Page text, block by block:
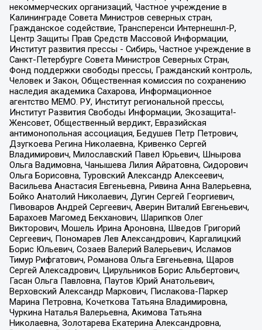
некоммерческих организаций, Частное учреждение в
Калининграде Совета Министров северных стран,
Гражданское содействие, Трансперенси Интернешнл-Р,
Центр Защиты Прав Средств Массовой Информации,
Институт развития прессы - Сибирь, Частное учреждение в
Санкт-Петербурге Совета Министров Северных Стран,
Фонд поддержки свободы прессы, Гражданский контроль,
Человек и Закон, Общественная комиссия по сохранению
наследия академика Сахарова, Информационное
агентство МЕМО. РУ, Институт региональной прессы,
Институт Развития Свободы Информации, Экозащита!-
Женсовет, Общественный вердикт, Евразийская
антимонопольная ассоциация, Бедушев Петр Петрович,
Дзугкоева Регина Николаевна, Кривенко Сергей
Владимирович, Милославский Павел Юрьевич, Шнырова
Ольга Вадимовна, Чанышева Лилия Айратовна, Сидорович
Ольга Борисовна, Туровский Александр Алексеевич,
Васильева Анастасия Евгеньевна, Ривина Анна Валерьевна,
Бойко Анатолий Николаевич, Дугин Сергей Георгиевич,
Пивоваров Андрей Сергеевич, Аверин Виталий Евгеньевич,
Барахоев Магомед Бекханович, Шарипков Олег
Викторович, Мошель Ирина Ароновна, Шведов Григорий
Сергеевич, Пономарев Лев Александрович, Каргалицкий
Борис Юльевич, Созаев Валерий Валерьевич, Исламов
Тимур Рифгатович, Романова Ольга Евгеньевна, Щаров
Сергей Алексадрович, Цирульников Борис Альбертович,
Гасан Ольга Павловна, Паутов Юрий Анатольевич,
Верховский Александр Маркович, Пислакова-Паркер
Марина Петровна, Кочеткова Татьяна Владимировна,
Чуркина Наталья Валерьевна, Акимова Татьяна
Николаевна, Золотарева Екатерина Александровна,